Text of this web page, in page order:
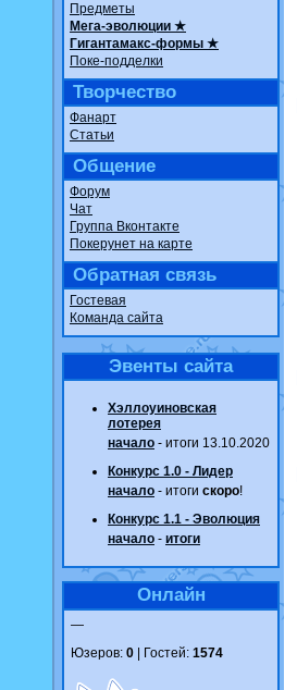
Предметы
Мега-эволюции ★
Гигантамакс-формы ★
Поке-подделки
Творчество
Фанарт
Статьи
Общение
Форум
Чат
Группа Вконтакте
Покерунет на карте
Обратная связь
Гостевая
Команда сайта
Эвенты сайта
Хэллоуиновская
лотерея
начало - итоги 13.10.2020
Конкурс 1.0 - Лидер
начало - итоги скоро!
Конкурс 1.1 - Эволюция
начало - итоги
Онлайн
—
Юзеров: 0 | Гостей: 1574